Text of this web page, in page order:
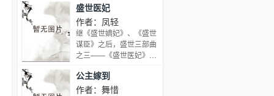
月：我前期是个小可怜，
但总能遇到金大腿。
来，我只要现在。 真的能
做到吗？ 如果你是一个曾
经爱过的人，如果你是个
曾经迷惘过的人，如果你
希望在小说里看到自己曾
有过的心情，曾经历的
事，可以读一读这部小
说。
我傲，看杨真开启神藏觉
醒白虎、青龙两大血脉，
左踏白虎、右驭青龙演变
苍穹，最终成为绝世天尊
主宰天下。
盛世医妃
作者：凤轻
继《盛世嫡妃》、《盛世
谋臣》之后，盛世三部曲
之三——《盛世医妃》幸
霉的人却各有各的倒霉。
他是生父不详的鬼眼世
公主嫁到
作者：舞惜